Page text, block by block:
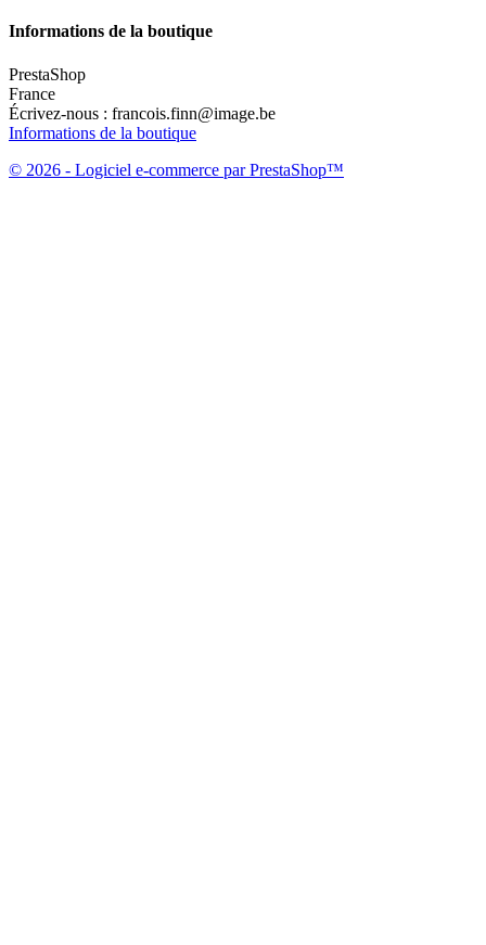
Informations de la boutique
PrestaShop
France
Écrivez-nous : francois.finn@image.be
Informations de la boutique
© 2026 - Logiciel e-commerce par PrestaShop™